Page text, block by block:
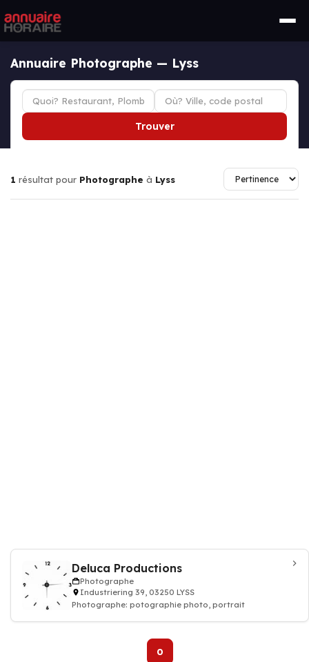
Annuaire Photographe — Lyss
Trouver
1 résultat pour Photographe à Lyss
Deluca Productions
Photographe
Industriering 39, 03250 LYSS
Photographe: potographie photo, portrait
0